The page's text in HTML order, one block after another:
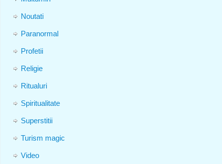
Noutati
Paranormal
Profetii
Religie
Ritualuri
Spiritualitate
Superstitii
Turism magic
Video